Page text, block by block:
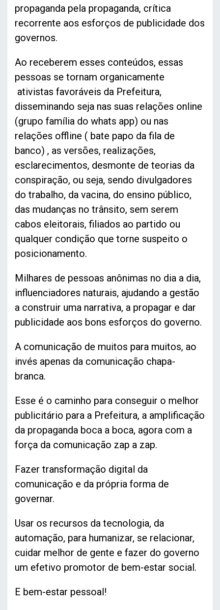
propaganda pela propaganda, crítica
recorrente aos esforços de publicidade dos
governos.
Ao receberem esses conteúdos, essas
pessoas se tornam organicamente
ativistas favoráveis da Prefeitura,
disseminando seja nas suas relações online
(grupo família do whats app) ou nas
relações offline ( bate papo da fila de
banco) , as versões, realizações,
esclarecimentos, desmonte de teorias da
conspiração, ou seja, sendo divulgadores
do trabalho, da vacina, do ensino público,
das mudanças no trânsito, sem serem
cabos eleitorais, filiados ao partido ou
qualquer condição que torne suspeito o
posicionamento.
Milhares de pessoas anônimas no dia a dia,
influenciadores naturais, ajudando a gestão
a construir uma narrativa, a propagar e dar
publicidade aos bons esforços do governo.
A comunicação de muitos para muitos, ao
invés apenas da comunicação chapa-
branca.
Esse é o caminho para conseguir o melhor
publicitário para a Prefeitura, a amplificação
da propaganda boca a boca, agora com a
força da comunicação zap a zap.
Fazer transformação digital da
comunicação e da própria forma de
governar.
Usar os recursos da tecnologia, da
automação, para humanizar, se relacionar,
cuidar melhor de gente e fazer do governo
um efetivo promotor de bem-estar social.
E bem-estar pessoal!